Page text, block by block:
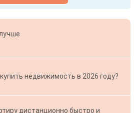
недвижимость в 2026 году?
дистанционно быстро и